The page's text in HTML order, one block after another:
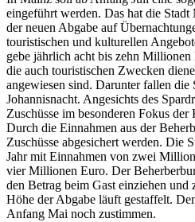
eingeführt werden. Das hat die
der neuen Abgabe auf
touristischen und kulturellen
gebe jährlich acht bis zehn Millionen
die auch touristischen Zwecken
angewiesen sind. Darunter fallen die
Johannisnacht. Angesichts des
Zuschüsse im besonderen Fokus
Durch die Einnahmen aus der
Zuschüsse abgesichert werden. Die
Jahr mit Einnahmen von zwei
vier Millionen Euro. Der
den Betrag beim Gast einziehen
Höhe der Abgabe läuft gestaffelt.
Anfang Mai noch zustimmen.